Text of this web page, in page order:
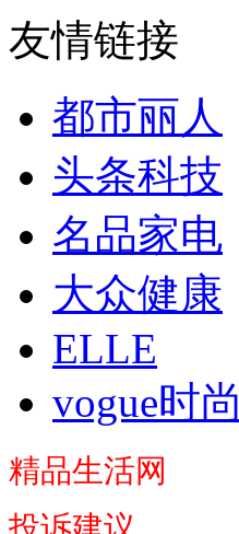
友情链接
都市丽人
头条科技
名品家电
大众健康
ELLE
vogue时尚
精品生活网